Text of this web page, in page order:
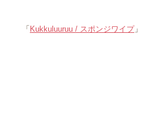
「 Kukkuluuruu / スポンジワイプ 」